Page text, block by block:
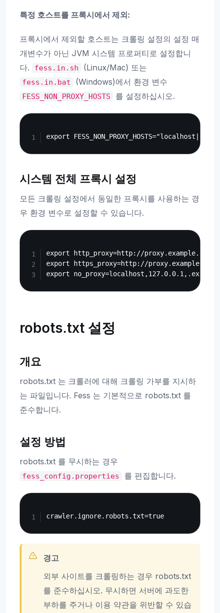
특정 호스트를 프록시에서 제외:
프록시에서 제외할 호스트는 크롤링 설정의 설정 매
개변수가 아닌 JVM 시스템 프로퍼티로 설정합니
다.
fess.in.sh (Linux/Mac) 또는
fess.in.bat (Windows)에서 환경 변수
FESS_NON_PROXY_HOSTS 를 설정하십시오.
시스템 전체 프록시 설정
모든 크롤링 설정에서 동일한 프록시를 사용하는 경
우 환경 변수로 설정할 수 있습니다.
export http_proxy=http://
export https_proxy=http://
robots.txt 설정
개요
robots.txt 는 크롤러에 대해 크롤링 가부를 지시하
는 파일입니다. Fess 는 기본적으로 robots.txt 를
준수합니다.
설정 방법
robots.txt 를 무시하는 경우
fess_config.properties 를 편집합니다.
경고
외부 사이트를 크롤링하는 경우 robots.txt
를 준수하십시오. 무시하면 서버에 과도한
부하를 주거나 이용 약관을 위반할 수 있습